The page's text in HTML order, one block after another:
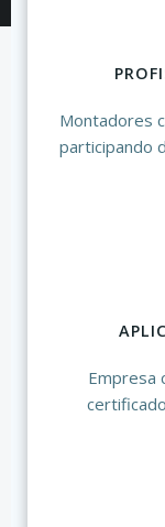
Montadores
participando
Empresa